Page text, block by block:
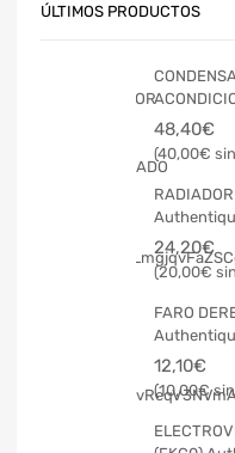
ÚLTIMOS PRODUCTOS
48,40€
40,00€
24,20€
20,00€
FARO
12,10€
10,00€